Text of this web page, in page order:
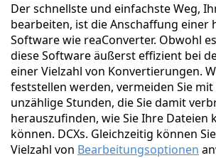
Der schnellste und einfachste Weg,
bearbeiten, ist die Anschaffung einer
Software wie reaConverter. Obwohl
diese Software äußerst effizient bei
einer Vielzahl von Konvertierungen.
feststellen werden, vermeiden Sie
unzählige Stunden, die Sie damit
herauszufinden, wie Sie Ihre Dateien
können. DCXs. Gleichzeitig können
Vielzahl von Bearbeitungsoptionen